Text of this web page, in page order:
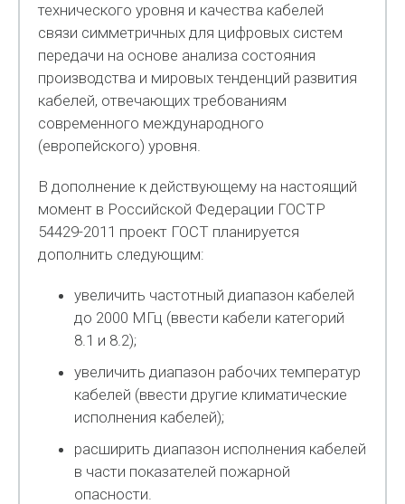
технического уровня и качества кабелей
связи симметричных для цифровых систем
передачи на основе анализа состояния
производства и мировых тенденций развития
кабелей, отвечающих требованиям
современного международного
(европейского) уровня.
В дополнение к действующему на настоящий
момент в Российской Федерации ГОСТР
54429-2011 проект ГОСТ планируется
дополнить следующим:
увеличить частотный диапазон кабелей
до 2000 МГц (ввести кабели категорий
8.1 и 8.2);
увеличить диапазон рабочих температур
кабелей (ввести другие климатические
исполнения кабелей);
расширить диапазон исполнения кабелей
в части показателей пожарной
опасности.